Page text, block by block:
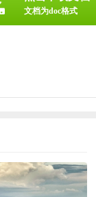
文档为doc格式